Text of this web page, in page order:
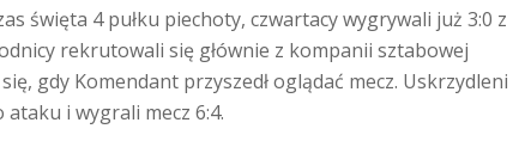
święta 4 pułku piechoty, czwartacy wygrywali już 3:0 z
rekrutowali się głównie z kompanii sztabowej
gdy Komendant przyszedł oglądać mecz. Uskrzydleni
i wygrali mecz 6:4.